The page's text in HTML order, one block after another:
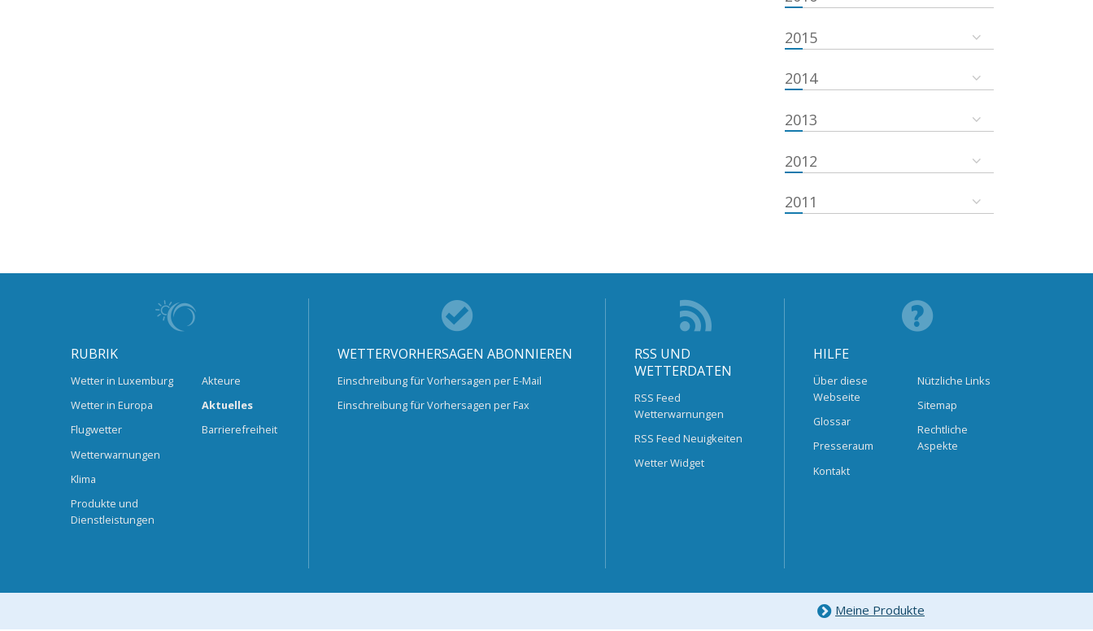
2015
2014
2013
2012
2011
RUBRIK
Wetter in Luxemburg
Wetter in Europa
Flugwetter
Wetterwarnungen
Klima
Produkte und
Dienstleistungen
Akteure
Aktuelles
Barrierefreiheit
WETTERVORHERSAGEN ABONNIEREN
Einschreibung für Vorhersagen per E-Mail
Einschreibung für Vorhersagen per Fax
RSS UND
WETTERDATEN
RSS Feed
Wetterwarnungen
RSS Feed Neuigkeiten
Wetter Widget
HILFE
Über diese
Webseite
Glossar
Presseraum
Kontakt
Nützliche Links
Sitemap
Rechtliche
Aspekte
Meine Produkte